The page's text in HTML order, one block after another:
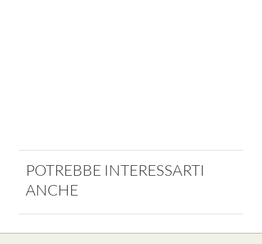
POTREBBE INTERESSARTI
ANCHE